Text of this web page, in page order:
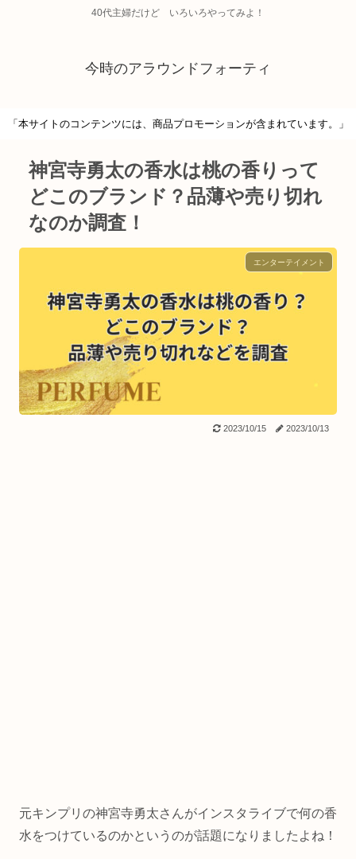
40代主婦だけど いろいろやってみよ！
今時のアラウンドフォーティ
「本サイトのコンテンツには、商品プロモーションが含まれています。」
神宮寺勇太の香水は桃の香りって
どこのブランド？品薄や売り切れ
なのか調査！
エンターテイメント
2023/10/15 2023/10/13
元キンプリの神宮寺勇太さんがインスタライブで何の香
水をつけているのかというのが話題になりましたよね！